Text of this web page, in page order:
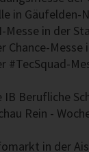
in Gäufelden-
Messe in der
Chance-Messe
#TecSquad-
Berufliche
Rein -
in der